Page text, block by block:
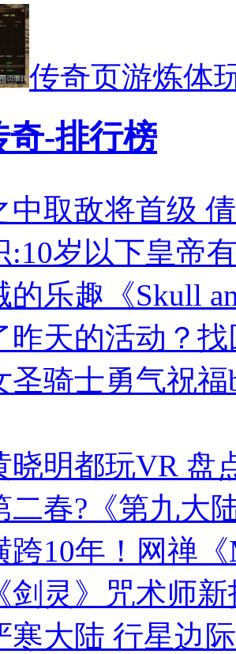
传奇页游炼体
奇-排行榜
中取敌将首级
:10岁以下皇帝
的乐趣《Skull
昨天的活动？
圣骑士勇气祝
晓明都玩VR 盘
二春?《第九大
跨10年！网禅
剑灵》咒术师
寒大陆 行星边